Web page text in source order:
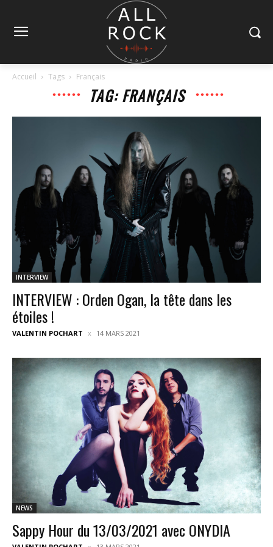
Accueil Tags Français
TAG: FRANÇAIS
INTERVIEW
INTERVIEW : Orden Ogan, la tête dans les
étoiles !
VALENTIN POCHART 14 MARS 2021
NEWS
Sappy Hour du 13/03/2021 avec ONYDIA